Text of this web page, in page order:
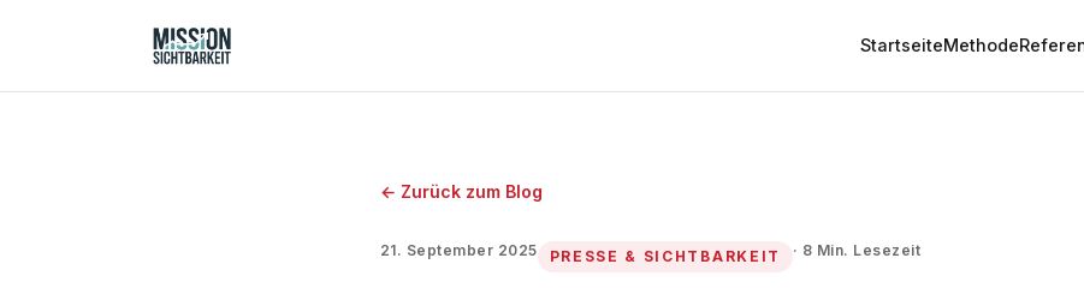
StartseiteMethode
← Zurück zum Blog
21. September 2025 PRESSE & SICHTBARKEIT · 8 Min. Lesezeit